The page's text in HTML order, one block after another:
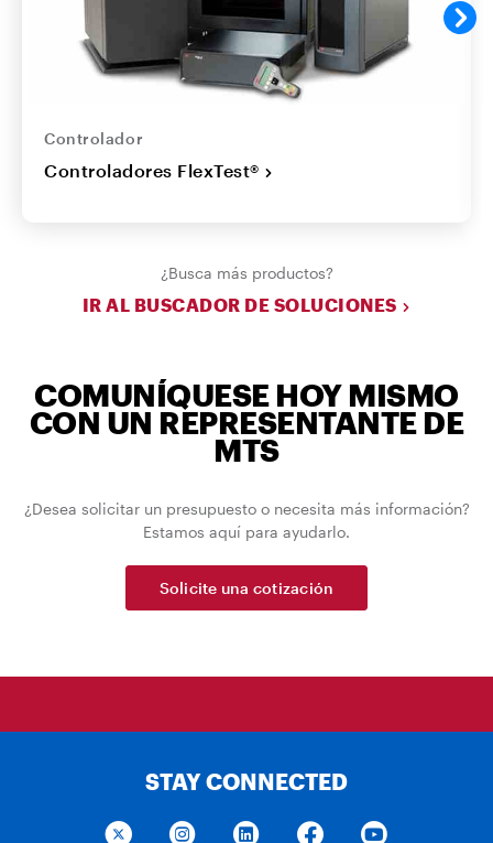
Controlador
Controladores FlexTest®
¿Busca más productos?
IR AL BUSCADOR DE SOLUCIONES
COMUNÍQUESE HOY MISMO
CON UN REPRESENTANTE DE
MTS
¿Desea solicitar un presupuesto o necesita más información?
Estamos aquí para ayudarlo.
Solicite una cotización
STAY CONNECTED